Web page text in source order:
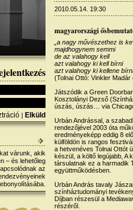
| Elküld
várunk, akik
– és lehetőleg
az
2010.05.14. 19:30
magyarországi
„a nagy művészethez is
majdhogynem semmi
de az valahogy kell
azt valahogy ki kell bírni
azt valahogy ki kellene
(Tolnai Ottó: Vinkler
Játszódik a Green
Kosztolányi Dezső
úszás, úszás… via
Urbán Andrással, a
rendezőjével 2003 óta
eredményeképp eddig 8
külföldön is rangos
a hetvenéves Tolnai Ottót
készül, a költő legújabb, A
társulatnak ez a harmadik
együttműködésben.
Urbán András tavaly
színháztudományi
Díjban részesül a
részéről.